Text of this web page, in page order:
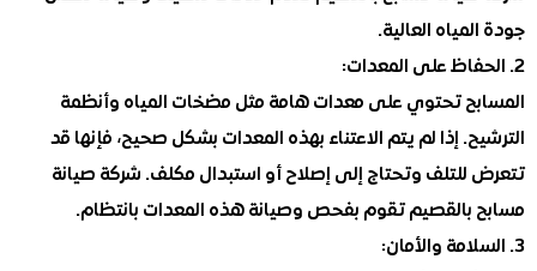
العالية.
تحتوي على معدات هامة مثل مضخات المياه وأنظمة
إذا لم يتم الاعتناء بهذه المعدات بشكل صحيح، فإنها قد
وتحتاج إلى إصلاح أو استبدال مكلف. شركة صيانة
تقوم بفحص وصيانة هذه المعدات بانتظام.